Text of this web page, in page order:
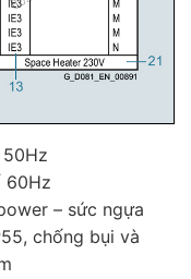
60Hz
– sức ngựa
chống bụi và